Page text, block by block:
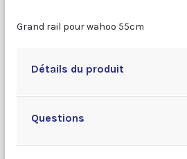
Grand rail pour wahoo 55cm
Détails du produit
Questions